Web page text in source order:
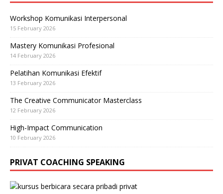
Workshop Komunikasi Interpersonal
15 February 2026
Mastery Komunikasi Profesional
14 February 2026
Pelatihan Komunikasi Efektif
13 February 2026
The Creative Communicator Masterclass
12 February 2026
High-Impact Communication
10 February 2026
PRIVAT COACHING SPEAKING